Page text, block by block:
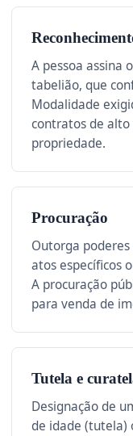
A pessoa assina
tabelião, que
Modalidade
contratos de
propriedade.
Procuração
Outorga
atos específicos
A procuração
para venda de
Tutela e
Designação de
de idade (tutela)